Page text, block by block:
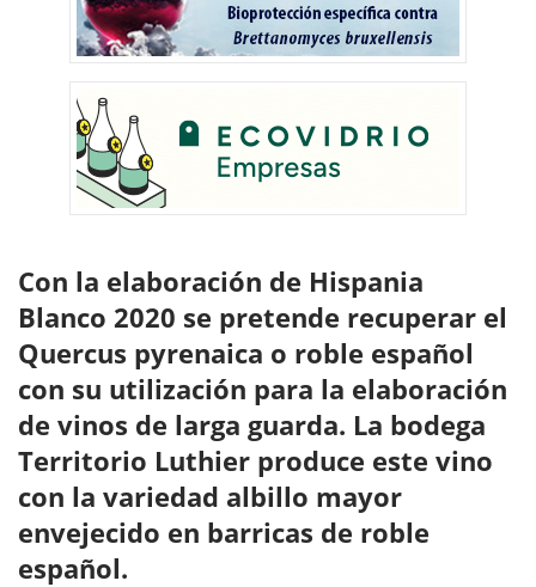
Con la elaboración de Hispania
Blanco 2020 se pretende recuperar el
Quercus pyrenaica o roble español
con su utilización para la elaboración
de vinos de larga guarda. La bodega
Territorio Luthier produce este vino
con la variedad albillo mayor
envejecido en barricas de roble
español.